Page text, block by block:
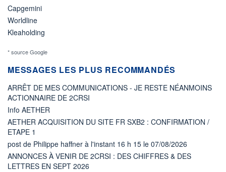
Capgemini
Worldline
Kleaholding
* source Google
MESSAGES LES PLUS RECOMMANDÉS
ARRÊT DE MES COMMUNICATIONS - JE RESTE NÉANMOINS
ACTIONNAIRE DE 2CRSI
Info AETHER
AETHER ACQUISITION DU SITE FR SXB2 : CONFIRMATION /
ETAPE 1
post de Philippe haffner à l'instant 16 h 15 le 07/08/2026
ANNONCES À VENIR DE 2CRSI : DES CHIFFRES & DES
LETTRES EN SEPT 2026